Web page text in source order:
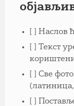
[ ] Наслов
[ ] Текст
[ ] Све
[ ]